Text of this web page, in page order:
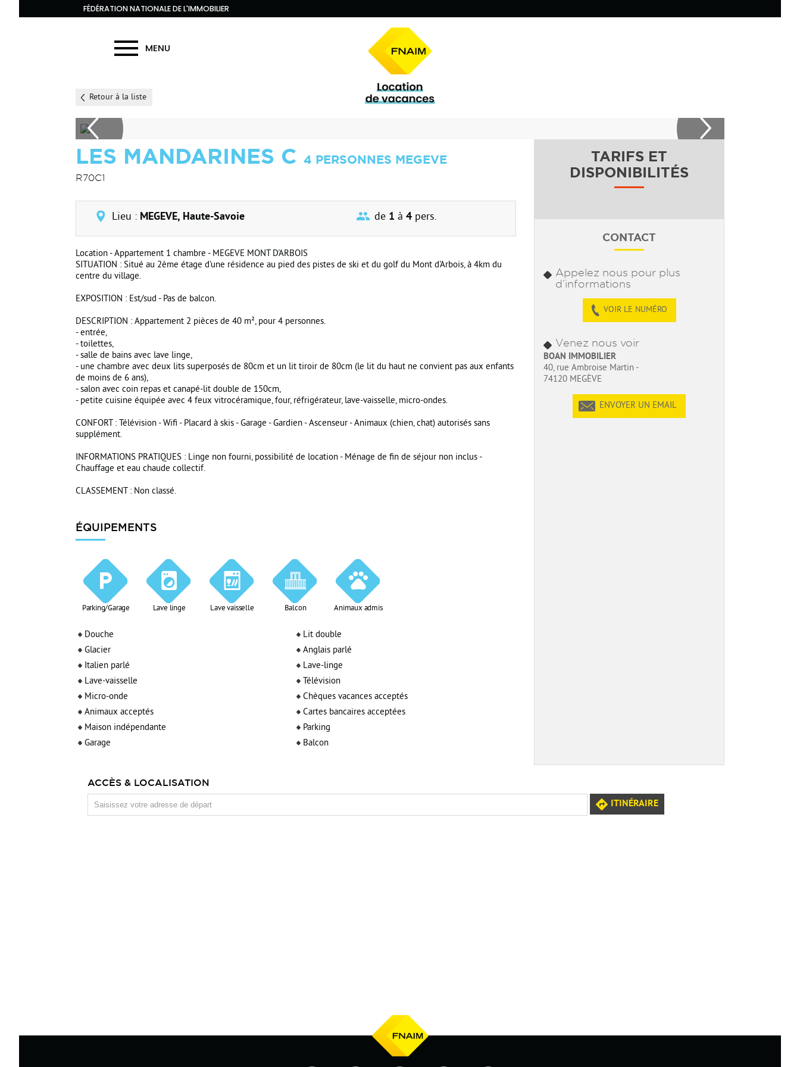
FÉDÉRATION NATIONALE DE L'IMMOBILIER
MENU
Retour à la liste
LES MANDARINES C 4 PERSONNES MEGEVE
R70C1
Lieu : MEGEVE, Haute-Savoie de 1 à 4pers.
Location - Appartement 1 chambre - MEGEVE MONT D'ARBOIS
SITUATION : Situé au 2ème étage d'une résidence au pied des pistes de ski et du golf du Mont d'Arbois, à 4km du
centre du village.
EXPOSITION : Est/sud - Pas de balcon.
DESCRIPTION : Appartement 2 pièces de 40 m², pour 4 personnes.
- entrée,
- toilettes,
- salle de bains avec lave linge,
- une chambre avec deux lits superposés de 80cm et un lit tiroir de 80cm (le lit du haut ne convient pas aux enfants
de moins de 6 ans),
- salon avec coin repas et canapé-lit double de 150cm,
- petite cuisine équipée avec 4 feux vitrocéramique, four, réfrigérateur, lave-vaisselle, micro-ondes.
CONFORT : Télévision - Wifi - Placard à skis - Garage - Gardien - Ascenseur - Animaux (chien, chat) autorisés sans
supplément.
INFORMATIONS PRATIQUES : Linge non fourni, possibilité de location - Ménage de fin de séjour non inclus -
Chauffage et eau chaude collectif.
CLASSEMENT : Non classé.
ÉQUIPEMENTS
Parking/Garage Lave linge Lave vaisselle Balcon Animaux admis
Douche
Lit double
Glacier
Anglais parlé
Italien parlé
Lave-linge
Lave-vaisselle
Télévision
Micro-onde
Chèques vacances acceptés
Animaux acceptés
Cartes bancaires acceptées
Maison indépendante
Parking
Garage
Balcon
TARIFS ET
DISPONIBILITÉS
CONTACT
Appelez nous pour plus
d’informations
VOIR LE NUMÉRO
Venez nous voir
BOAN IMMOBILIER
40, rue Ambroise Martin -
74120 MEGÈVE
ENVOYER UN EMAIL
ACCÈS & LOCALISATION